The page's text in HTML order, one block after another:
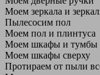
Моем зеркала и
Пылесосим пол
Моем пол и плинтуса
Моем шкафы и тумбы
Моем шкафы сверху
Протираем от пыли